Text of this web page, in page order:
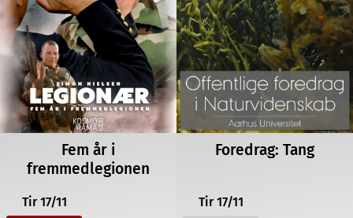
Fem år i
fremmedlegionen
Tir 17/11
Foredrag: Tang
Tir 17/11